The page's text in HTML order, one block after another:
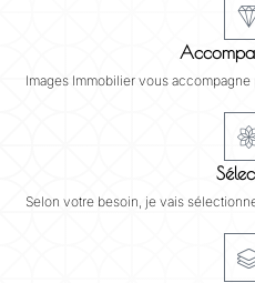
Images Immobilier vous
Selon votre besoin, je vais